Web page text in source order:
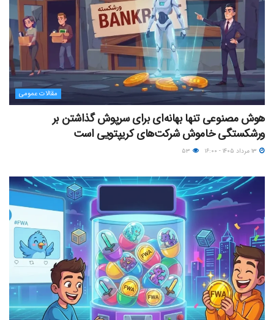
مقالات عمومی
هوش مصنوعی تنها بهانه‌ای برای سرپوش گذاشتن بر
ورشکستگی خاموش شرکت‌های کریپتویی است